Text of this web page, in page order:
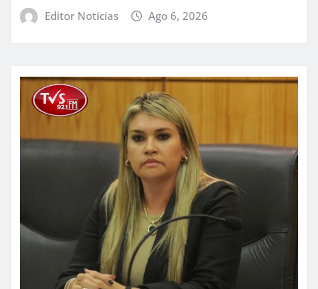
Editor Noticias Ago 6, 2026